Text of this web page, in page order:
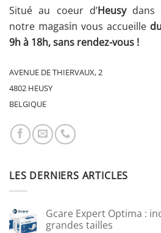
Situé au coeur d’Heusydans
notre magasin vous accueille
9h à 18h, sans rendez-vous !
AVENUE DE THIERVAUX, 2
4802 HEUSY
BELGIQUE
LES DERNIERS ARTICLES
Gcare Expert Optima :
grandes tailles